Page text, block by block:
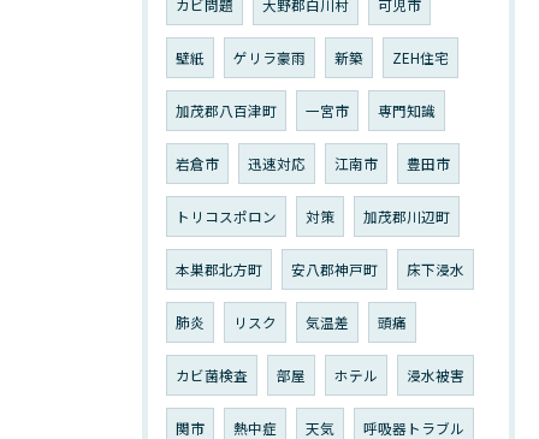
カビ問題 大野郡白川村 可児市
壁紙 ゲリラ豪雨 新築 ZEH住宅
加茂郡八百津町 一宮市 専門知識
岩倉市 迅速対応 江南市 豊田市
トリコスポロン 対策 加茂郡川辺町
本巣郡北方町 安八郡神戸町 床下浸水
肺炎 リスク 気温差 頭痛
カビ菌検査 部屋 ホテル 浸水被害
関市 熱中症 天気 呼吸器トラブル